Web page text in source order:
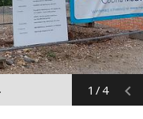
1/4